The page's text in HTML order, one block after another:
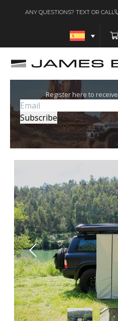
ANY QUESTIONS? TEXT OR CALL
Register here to receive